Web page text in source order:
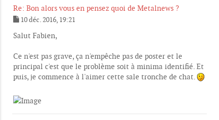
Re: Bon alors vous en pensez quoi de Metalnews ?
e
a
g
e
10 déc. 2016, 19:21
Salut Fabien,
Ce n'est pas grave, ça n'empêche pas de poster et le
principal c'est que le problème soit à minima identifié. Et
puis, je commence à l'aimer cette sale tronche de chat.